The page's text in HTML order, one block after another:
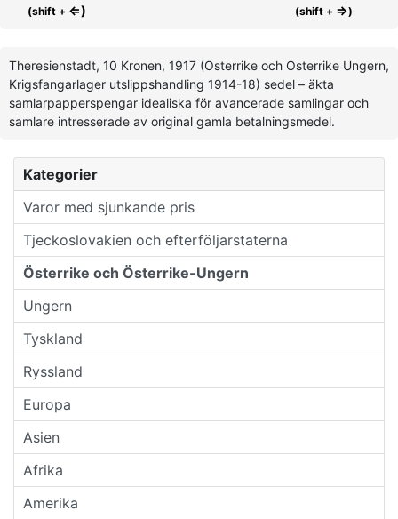
Kategorier
Varor med sjunkande pris
Tjeckoslovakien och efterföljarstaterna
Österrike och Österrike-Ungern
Ungern
Tyskland
Ryssland
Europa
Asien
Afrika
Amerika
(shift + ⇐) (shift + ⇒)
Theresienstadt, 10 Kronen, 1917 (Osterrike och Osterrike Ungern,
Krigsfangarlager utslippshandling 1914-18) sedel – äkta
samlarpapperspengar idealiska för avancerade samlingar och
samlare intresserade av original gamla betalningsmedel.